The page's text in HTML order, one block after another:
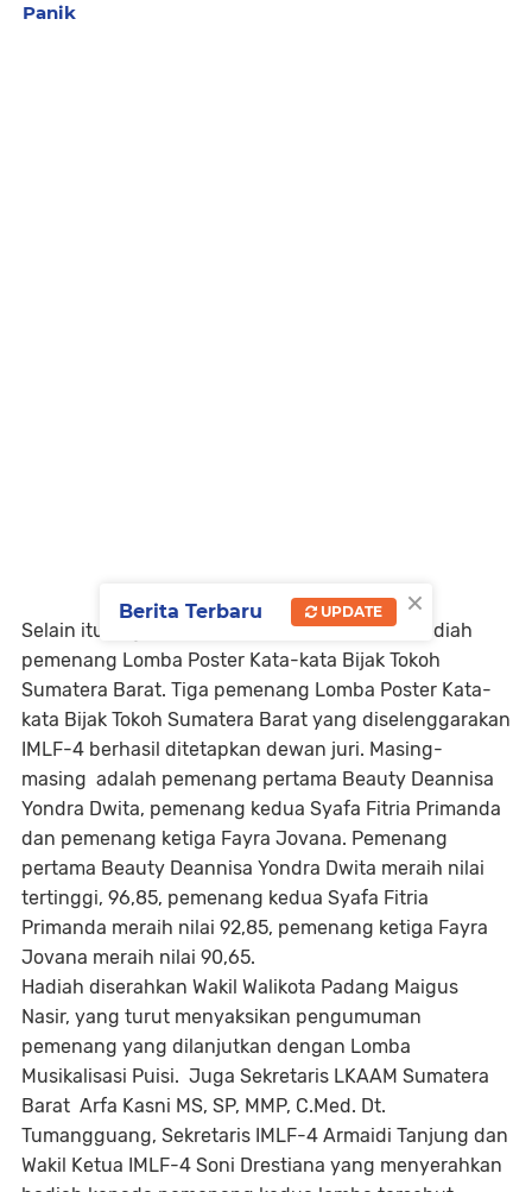
Panik
Selain itu, juga diumumkan dan diserahkan hadiah
pemenang Lomba Poster Kata-kata Bijak Tokoh
Sumatera Barat. Tiga pemenang Lomba Poster Kata-
kata Bijak Tokoh Sumatera Barat yang diselenggarakan
IMLF-4 berhasil ditetapkan dewan juri. Masing-
masing adalah pemenang pertama Beauty Deannisa
Yondra Dwita, pemenang kedua Syafa Fitria Primanda
dan pemenang ketiga Fayra Jovana. Pemenang
pertama Beauty Deannisa Yondra Dwita meraih nilai
tertinggi, 96,85, pemenang kedua Syafa Fitria
Primanda meraih nilai 92,85, pemenang ketiga ⁠Fayra
Jovana meraih nilai 90,65.
Hadiah diserahkan Wakil Walikota Padang Maigus
Nasir, yang turut menyaksikan pengumuman
pemenang yang dilanjutkan dengan Lomba
Musikalisasi Puisi. Juga Sekretaris LKAAM Sumatera
Barat Arfa Kasni MS, SP, MMP, C.Med. Dt.
Tumangguang, Sekretaris IMLF-4 Armaidi Tanjung dan
Wakil Ketua IMLF-4 Soni Drestiana yang menyerahkan
×
Berita Terbaru UPDATE